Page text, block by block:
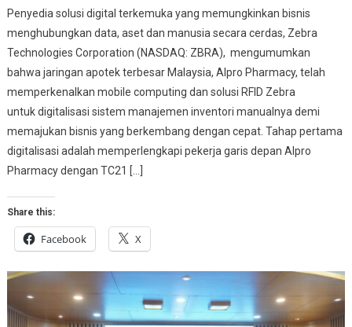
Penyedia solusi digital terkemuka yang memungkinkan bisnis
menghubungkan data, aset dan manusia secara cerdas, Zebra
Technologies Corporation (NASDAQ: ZBRA), mengumumkan
bahwa jaringan apotek terbesar Malaysia, Alpro Pharmacy, telah
memperkenalkan mobile computing dan solusi RFID Zebra
untuk digitalisasi sistem manajemen inventori manualnya demi
memajukan bisnis yang berkembang dengan cepat. Tahap pertama
digitalisasi adalah memperlengkapi pekerja garis depan Alpro
Pharmacy dengan TC21 […]
Share this:
Facebook X